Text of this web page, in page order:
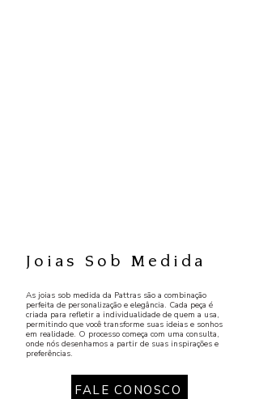
Joias Sob Medida
As joias sob medida da Pattras são a combinação
perfeita de personalização e elegância. Cada peça é
criada para refletir a individualidade de quem a usa,
permitindo que você transforme suas ideias e sonhos
em realidade. O processo começa com uma consulta,
onde nós desenhamos a partir de suas inspirações e
preferências.
FALE CONOSCO